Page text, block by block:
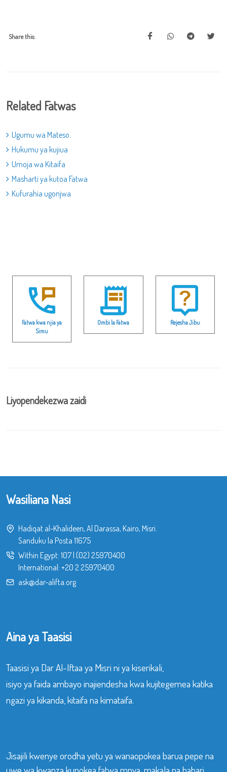
Share this:
Related Fatwas
Ugumu wa Mateso.
Hukumu ya kujiua
Umoja wa Kitaifa
Masharti ya kutoa Fatwa
Kufurahia ugonjwa
Fatwa kwa njia ya
Simu
Ombi la Fatwa Rejesha Jibu
Liyopendekezwa zaidi
Wasiliana Nasi
Hadiqat al-Khalideen, Al Darassa, Kairo, Misri.
Sanduku la Posta 11675
Within Egypt: 107| (02) 25970400
International: +20 2 25970400
ask@dar-alifta.org
Aina ya Taasisi
Taasisi ya Dar Al-Iftaa ya Misri ni ya kiserikali,
isiyo ya faida ambayo inajiendesha kwa kujitegemea katika
ngazi ya kikanda, kitaifa na kimataifa.
Jisajili kwenye orodha yetu ya wanaopokea barua pepe na